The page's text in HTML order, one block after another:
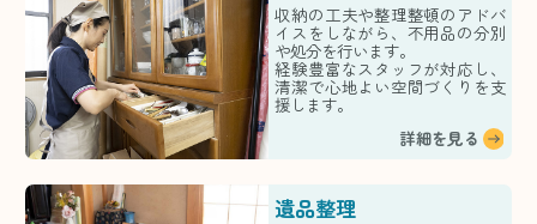
収納の工夫や整理整頓のアドバ
イスをしながら、不用品の分別
や処分を行います。
経験豊富なスタッフが対応し、
清潔で心地よい空間づくりを支
援します。
詳細を見る
遺品整理